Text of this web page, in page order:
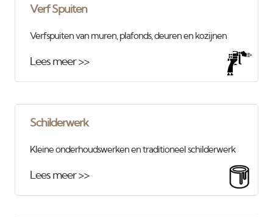
Verf Spuiten
Verfspuiten van muren, plafonds, deuren en kozijnen
Lees meer >>
Schilderwerk
Kleine onderhoudswerken en traditioneel schilderwerk
Lees meer >>